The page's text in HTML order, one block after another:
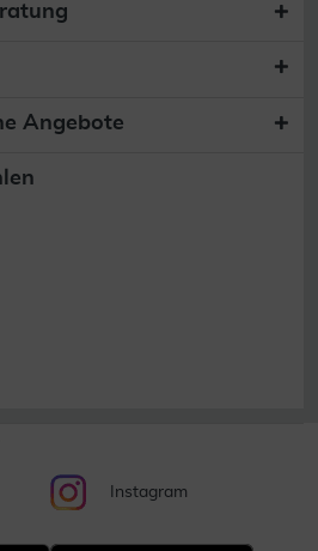
Angebote
Instagram